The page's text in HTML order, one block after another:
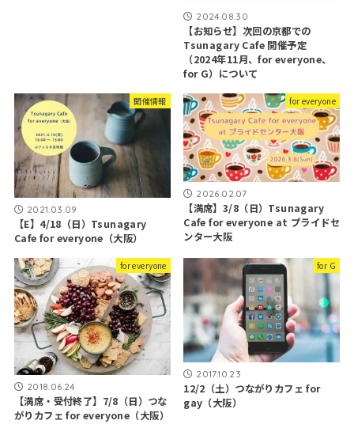
2024.08.30
【お知らせ】次回の京都での
Tsunagary Cafe 開催予定
（2024年11月、for everyone、
for G）について
開催情報
2021.03.09
【E】4/18（日）Tsunagary
Cafe for everyone（大阪）
for everyone
2026.02.07
【満席】3/8（日）Tsunagary
Cafe for everyone at プライドセ
ンター大阪
for everyone
2018.06.24
【満席・受付終了】7/8（日）つな
がりカフェ for everyone（大阪）
for G
2017.10.23
12/2（土）つながりカフェ for
gay（大阪）